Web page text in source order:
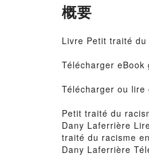
概要
Livre Petit traité
Télécharger
Télécharger ou
Petit traité du
Dany Laferrière
traité du racisme
Dany Laferrière